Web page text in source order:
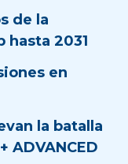
de la
hasta 2031
en
la batalla
ADVANCED